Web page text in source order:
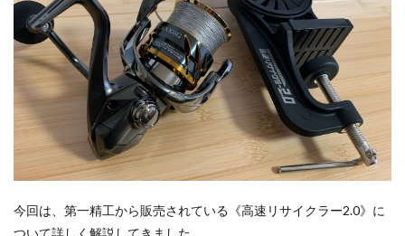
今回は、第一精工から販売されている《高速リサイクラー2.0》に
ついて詳しく解説してきました。